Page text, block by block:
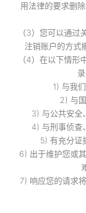
用法律的要求删
（3）您可以通过
注销账户的方式
（4）在以下情形
1) 与我
2) 与
3) 与公共安全
4) 与刑事侦查
5) 有充分证
6) 出于维护您或
7) 响应您的请求